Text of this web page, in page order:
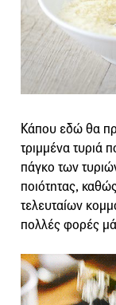
Κάπου εδώ θα
τριμμένα τυριά
πάγκο των
ποιότητας,
τελευταίων
πολλές φορές